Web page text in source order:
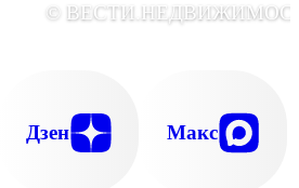
©
Дзен Макс